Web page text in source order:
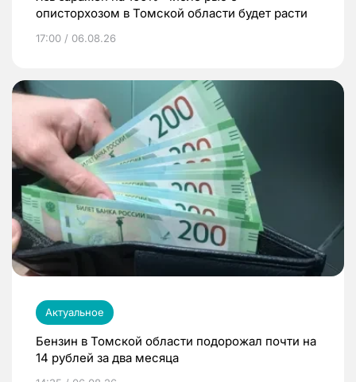
описторхозом в Томской области будет расти
17:00 / 06.08.26
Актуальное
Бензин в Томской области подорожал почти на
14 рублей за два месяца